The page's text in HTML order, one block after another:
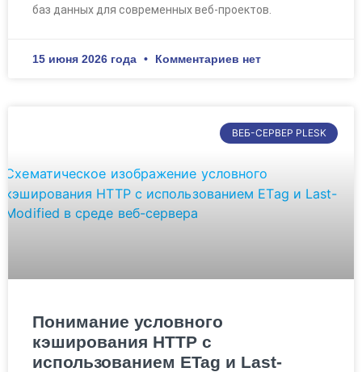
баз данных для современных веб-проектов.
15 июня 2026 года Комментариев нет
ВЕБ-СЕРВЕР PLESK
Понимание условного
кэширования HTTP с
использованием ETag и Last-